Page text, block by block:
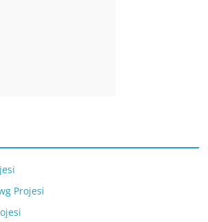
Projesi